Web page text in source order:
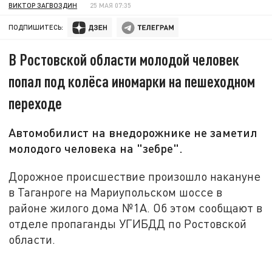
ВИКТОР ЗАГВОЗДИН 25 МАЯ 07:35
ПОДПИШИТЕСЬ:
В Ростовской области молодой человек
попал под колёса иномарки на пешеходном
переходе
Автомобилист на внедорожнике не заметил
молодого человека на "зебре".
Дорожное происшествие произошло накануне
в Таганроге на Мариупольском шоссе в
районе жилого дома №1А. Об этом сообщают в
отделе пропаганды УГИБДД по Ростовской
области.